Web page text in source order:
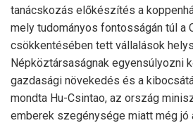
tanácskozás előkészítés a
mely tudományos fontosságán túl a
csökkentésében tett vállalások
Népköztársaságnak egyensúlyozni
gazdasági növekedés és a
mondta Hu-Csintao, az ország
emberek szegénysége miatt még